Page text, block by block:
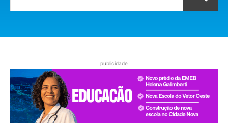
publicidade